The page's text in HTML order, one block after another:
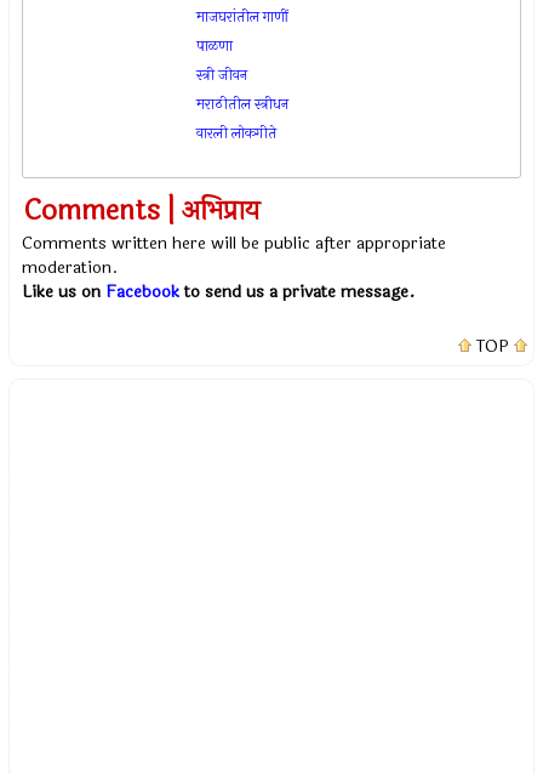
माजघरांतील गाणीं
पाळणा
स्त्री जीवन
मराठीतील स्त्रीधन
वारली लोकगीते
Comments | अभिप्राय
Comments written here will be public after appropriate
moderation.
Like us on Facebookto send us a private message.
TOP